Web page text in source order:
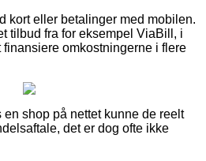
kort eller betalinger med mobilen.
tilbud fra for eksempel ViaBill, i
omkostningerne i flere
en shop på nettet kunne de reelt
det er dog ofte ikke